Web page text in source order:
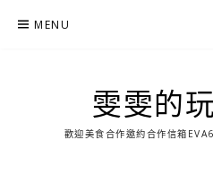
MENU
雯雯的
歡迎美食合作邀約合作信箱